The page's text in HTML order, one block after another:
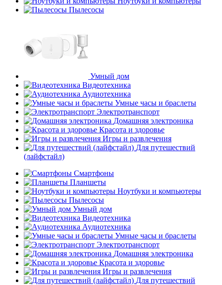
Пылесосы
Умный дом
Видеотехника
Аудиотехника
Умные часы и браслеты
Электротранспорт
Домашняя электроника
Красота и здоровье
Игры и развлечения
Для путешествий
(лайфстайл)
Смартфоны
Планшеты
Ноутбуки и компьютеры
Пылесосы
Умный дом
Видеотехника
Аудиотехника
Умные часы и браслеты
Электротранспорт
Домашняя электроника
Красота и здоровье
Игры и развлечения
Для путешествий
раз в 2 недели